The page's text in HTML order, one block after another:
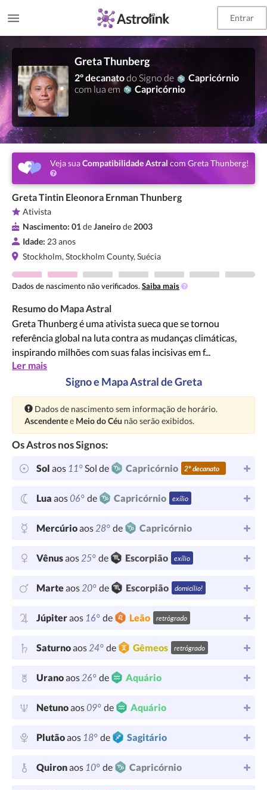
Entrar
Greta Thunberg
2º decanatodo Signo de
Capricórnio
com lua em
Capricórnio
Veja suaCompatibilidade Astral com Greta Thunberg!
Greta Tintin Eleonora Ernman Thunberg
Ativista
Nascimento: 01deJaneirode 2003
Idade: 23 anos
Stockholm, Stockholm County, Suécia
Dados de nascimento não verificados. Saiba mais
Resumo do Mapa Astral
Greta Thunberg é uma ativista sueca que se tornou
referência global na luta contra as mudanças climáticas,
inspirando milhões com suas falas incisivas em f...
Ler mais
Signo e Mapa Astral de Greta
Atenção:
Dados de nascimento sem informação de horário.
Ascendentee Meio do Céu não serão exibidos.
Os Astros nos Signos:
Sol aos 11°Sol de Capricórnio 2º decanato
Lua aos06° de Capricórnio exílio
Mercúrioaos28° de Capricórnio
Vênusaos25° de Escorpião exílio
Marteaos20° de Escorpião domicílio!
Júpiteraos 16° de Leão retrógrado
Saturnoaos24° de Gêmeos retrógrado
Uranoaos26° de Aquário
Netunoaos09° de Aquário
Plutãoaos 18° de Sagitário
Quironaos 10° de Capricórnio